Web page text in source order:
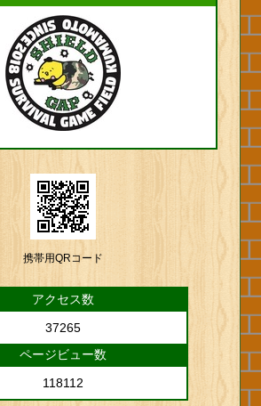
携帯用QRコード
アクセス数
37265
ページビュー数
118112